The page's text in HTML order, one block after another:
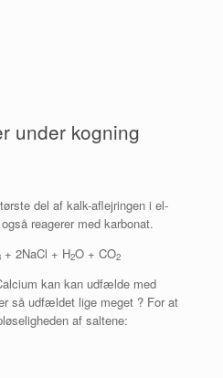
under kogning
del af kalk-aflejringen i el-
reagerer med karbonat.
+ 2NaCl + H2O + CO2
kan kan udfælde med
så udfældet lige meget ? For at
af saltene: